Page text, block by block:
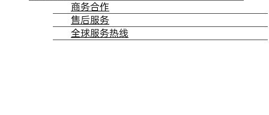
商务合作
售后服务
全球服务热线